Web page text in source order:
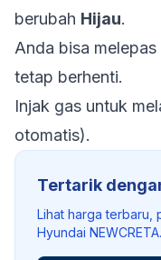
berubah Hijau.
Anda bisa
tetap berhenti.
Injak gas untuk
otomatis).
Tertarik
Lihat harga terbaru,
Hyundai NEWCRETA.